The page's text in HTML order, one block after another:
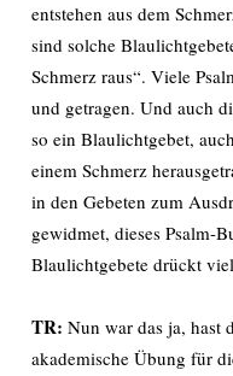
entstehen aus dem
sind solche
Schmerz raus“. Viele
und getragen. Und auch
so ein Blaulichtgebet,
einem Schmerz
in den Gebeten zum
gewidmet, dieses Psalm-
Blaulichtgebete drückt
TR: Nun war das ja, hast
akademische Übung für